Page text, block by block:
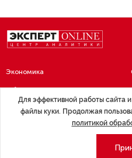
Экономика
Общество
Экспертное мнение
Для эффективной работы сайта
файлы куки. Продолжая
политикой